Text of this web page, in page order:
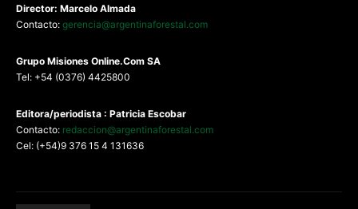
Director: Marcelo Almada
Contacto: gerencia@argentinaforestal.com
Grupo Misiones Online.Com SA
Tel: +54 (0376) 4425800
Editora/periodista : Patricia Escobar
Contacto: redaccion@argentinaforestal.com
Cel: (+54)9 376 15 4 131636